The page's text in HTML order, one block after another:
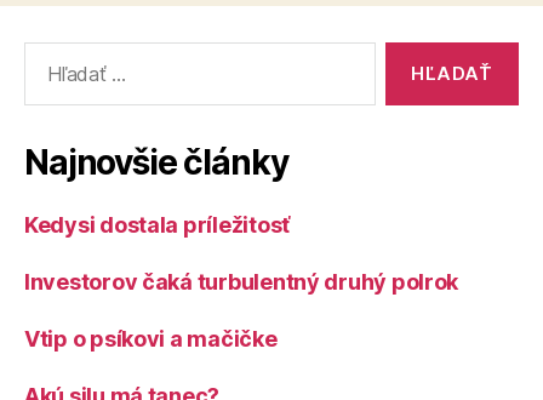
Najnovšie články
Kedysi dostala príležitosť
Investorov čaká turbulentný druhý polrok
Vtip o psíkovi a mačičke